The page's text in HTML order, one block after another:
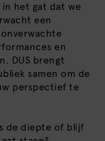
het gat dat we
een
en
DUS brengt
samen om de
perspectief te
de diepte of blijf